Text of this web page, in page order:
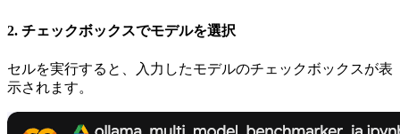
2. チェックボックスでモデルを選択
セルを実行すると、入力したモデルのチェックボックスが表
示されます。